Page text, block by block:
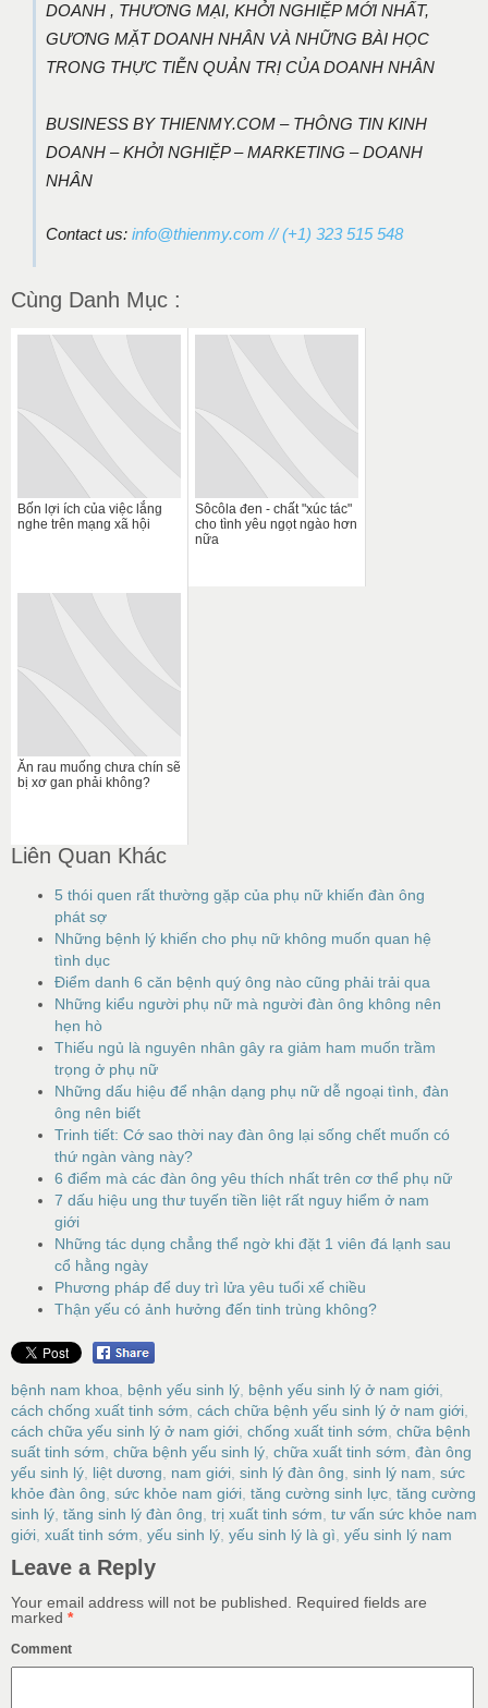
DOANH , THƯƠNG MẠI, KHỞI NGHIỆP MỚI NHẤT,
GƯƠNG MẶT DOANH NHÂN VÀ NHỮNG BÀI HỌC
TRONG THỰC TIỄN QUẢN TRỊ CỦA DOANH NHÂN
BUSINESS BY THIENMY.COM – THÔNG TIN KINH
DOANH – KHỞI NGHIỆP – MARKETING – DOANH
NHÂN
Contact us: info@thienmy.com // (+1) 323 515 548
Cùng Danh Mục :
Bốn lợi ích của việc lắng
nghe trên mạng xã hội
Sôcôla đen - chất "xúc tác"
cho tình yêu ngọt ngào hơn
nữa
Ăn rau muống chưa chín sẽ
bị xơ gan phải không?
Liên Quan Khác
5 thói quen rất thường gặp của phụ nữ khiến đàn ông
phát sợ
Những bệnh lý khiến cho phụ nữ không muốn quan hệ
tình dục
Điểm danh 6 căn bệnh quý ông nào cũng phải trải qua
Những kiểu người phụ nữ mà người đàn ông không nên
hẹn hò
Thiếu ngủ là nguyên nhân gây ra giảm ham muốn trầm
trọng ở phụ nữ
Những dấu hiệu để nhận dạng phụ nữ dễ ngoại tình, đàn
ông nên biết
Trinh tiết: Cớ sao thời nay đàn ông lại sống chết muốn có
thứ ngàn vàng này?
6 điểm mà các đàn ông yêu thích nhất trên cơ thể phụ nữ
7 dấu hiệu ung thư tuyến tiền liệt rất nguy hiểm ở nam
giới
Những tác dụng chẳng thể ngờ khi đặt 1 viên đá lạnh sau
cổ hằng ngày
Phương pháp để duy trì lửa yêu tuổi xế chiều
Thận yếu có ảnh hưởng đến tinh trùng không?
bệnh nam khoa bệnh yếu sinh lý bệnh yếu sinh lý ở nam giới
cách chống xuất tinh sớm cách chữa bệnh yếu sinh lý ở nam giới
cách chữa yếu sinh lý ở nam giới chống xuất tinh sớm chữa bệnh
suất tinh sớm chữa bệnh yếu sinh lý chữa xuất tinh sớm đàn ông
yếu sinh lý liệt dương nam giới sinh lý đàn ông sinh lý nam sức
khỏe đàn ông sức khỏe nam giới tăng cường sinh lực tăng cường
sinh lý tăng sinh lý đàn ông trị xuất tinh sớm tư vấn sức khỏe nam
giới xuất tinh sớm yếu sinh lý yếu sinh lý là gì yếu sinh lý nam
Leave a Reply
Your email address will not be published.
Required fields are
marked *
Comment